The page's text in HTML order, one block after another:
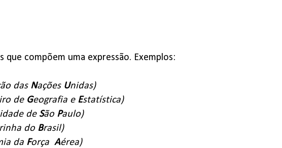
que compõem uma expressão. Exemplos:
das Nações Unidas)
de Geografia e Estatística)
de São Paulo)
do Brasil)
da Força Aérea)